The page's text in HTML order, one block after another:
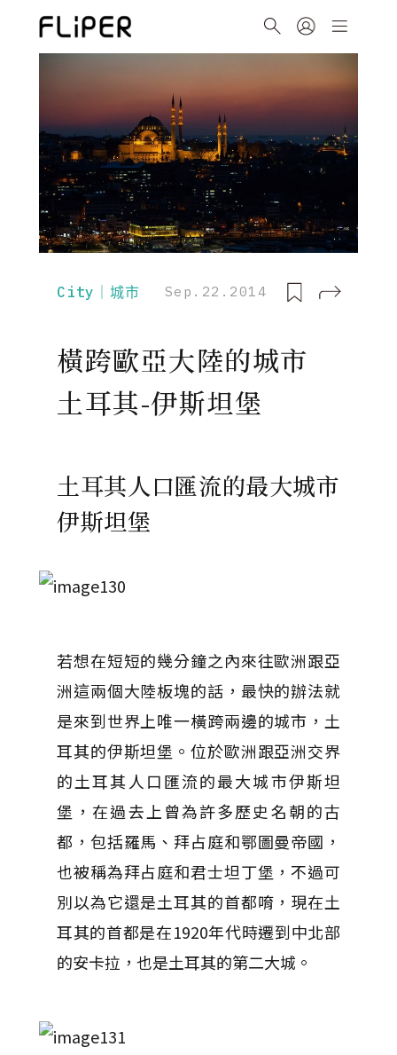
City｜城市 Sep.22.2014
橫跨歐亞大陸的城市
土耳其-伊斯坦堡
土耳其人口匯流的最大城市
伊斯坦堡
若想在短短的幾分鐘之內來往歐洲跟亞
洲這兩個大陸板塊的話，最快的辦法就
是來到世界上唯一橫跨兩邊的城市，土
耳其的伊斯坦堡。位於歐洲跟亞洲交界
的土耳其人口匯流的最大城市伊斯坦
堡，在過去上曾為許多歷史名朝的古
都，包括羅馬、拜占庭和鄂圖曼帝國，
也被稱為拜占庭和君士坦丁堡，不過可
別以為它還是土耳其的首都唷，現在土
耳其的首都是在1920年代時遷到中北部
的安卡拉，也是土耳其的第二大城。